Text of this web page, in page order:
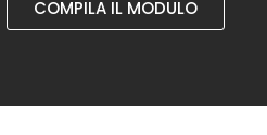
COMPILA IL MODULO